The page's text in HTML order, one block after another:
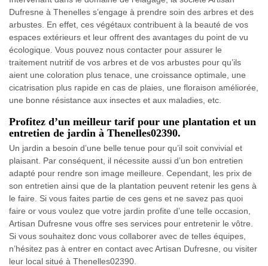
Dufresne à Thenelles s’engage à prendre soin des arbres et des
arbustes. En effet, ces végétaux contribuent à la beauté de vos
espaces extérieurs et leur offrent des avantages du point de vu
écologique. Vous pouvez nous contacter pour assurer le
traitement nutritif de vos arbres et de vos arbustes pour qu’ils
aient une coloration plus tenace, une croissance optimale, une
cicatrisation plus rapide en cas de plaies, une floraison améliorée,
une bonne résistance aux insectes et aux maladies, etc.
Profitez d’un meilleur tarif pour une plantation et un
entretien de jardin à Thenelles02390.
Un jardin a besoin d’une belle tenue pour qu’il soit convivial et
plaisant. Par conséquent, il nécessite aussi d’un bon entretien
adapté pour rendre son image meilleure. Cependant, les prix de
son entretien ainsi que de la plantation peuvent retenir les gens à
le faire. Si vous faites partie de ces gens et ne savez pas quoi
faire or vous voulez que votre jardin profite d’une telle occasion,
Artisan Dufresne vous offre ses services pour entretenir le vôtre.
Si vous souhaitez donc vous collaborer avec de telles équipes,
n’hésitez pas à entrer en contact avec Artisan Dufresne, ou visiter
leur local situé à Thenelles02390.